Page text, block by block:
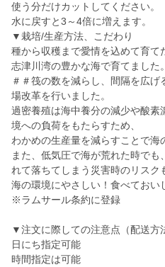
使う分だけカットしてください。
水に戻すと3～4倍に増えます。
▼栽培/生産方法、こだわり
種から収穫まで愛情を込めて育て
志津川湾の豊かな海で育てました
＃＃筏の数を減らし、間隔を広
場改革を行いました。
過密養殖は海中養分の減少や酸素
境への負荷をもたらすため、
わかめの生産量を減らすことで海
また、低気圧で海が荒れた時で
れて落ちてしまう災害時のリスク
海の環境にやさしい！食べておい
※ラムサール条約に登録
▼注文に際しての注意点（配送方
日にち指定可能
時間指定は可能